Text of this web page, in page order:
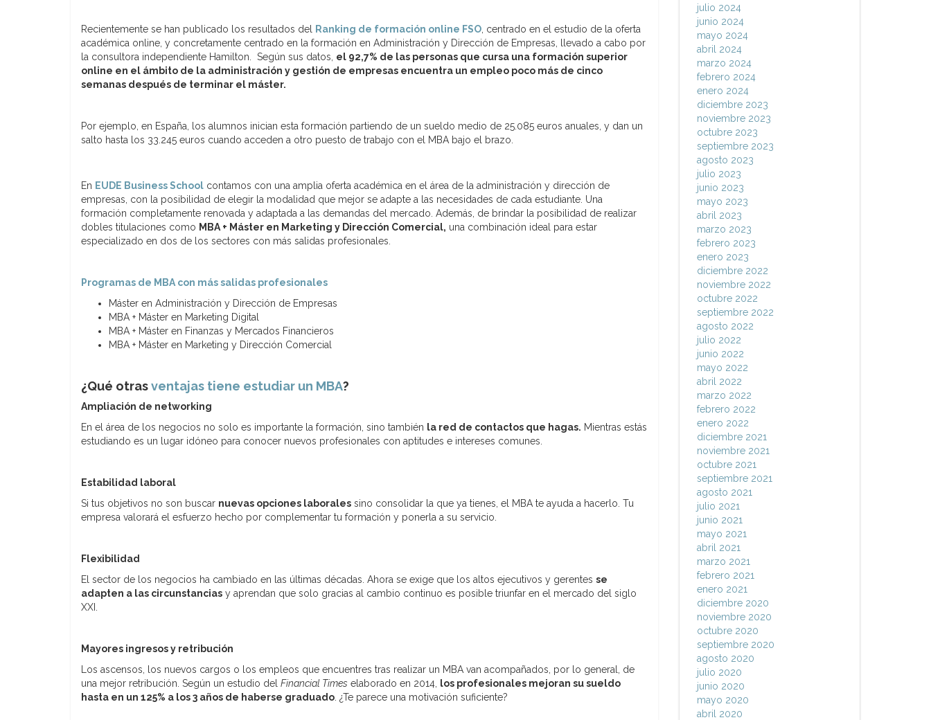
Recientemente se han publicado los resultados del Ranking de formación online FSO , centrado en el estudio de la oferta
académica online, y concretamente centrado en la formación en Administración y Dirección de Empresas, llevado a cabo por
la consultora independiente Hamilton. Según sus datos, el 92,7% de las personas que cursa una formación superior
online en el ámbito de la administración y gestión de empresas encuentra un empleo poco más de cinco
semanas después de terminar el máster.
Por ejemplo, en España, los alumnos inician esta formación partiendo de un sueldo medio de 25.085 euros anuales, y dan un
salto hasta los 33.245 euros cuando acceden a otro puesto de trabajo con el MBA bajo el brazo.
En EUDE Business School contamos con una amplia oferta académica en el área de la administración y dirección de
empresas, con la posibilidad de elegir la modalidad que mejor se adapte a las necesidades de cada estudiante. Una
formación completamente renovada y adaptada a las demandas del mercado. Además, de brindar la posibilidad de realizar
dobles titulaciones como MBA + Máster en Marketing y Dirección Comercial, una combinación ideal para estar
especializado en dos de los sectores con más salidas profesionales.
Programas de MBA con más salidas profesionales
Máster en Administración y Dirección de Empresas
MBA + Máster en Marketing Digital
MBA + Máster en Finanzas y Mercados Financieros
MBA + Máster en Marketing y Dirección Comercial
¿Qué otrasventajas tiene estudiar un MBA?
Ampliación de networking
En el área de los negocios no solo es importante la formación, sino también la red de contactos que hagas. Mientras estás
estudiando es un lugar idóneo para conocer nuevos profesionales con aptitudes e intereses comunes.
Estabilidad laboral
Si tus objetivos no son buscar nuevas opciones laborales sino consolidar la que ya tienes, el MBA te ayuda a hacerlo. Tu
empresa valorará el esfuerzo hecho por complementar tu formación y ponerla a su servicio.
Flexibilidad
El sector de los negocios ha cambiado en las últimas décadas. Ahora se exige que los altos ejecutivos y gerentes se
adapten a las circunstancias y aprendan que solo gracias al cambio continuo es posible triunfar en el mercado del siglo
XXI.
Mayores ingresos y retribución
Los ascensos, los nuevos cargos o los empleos que encuentres tras realizar un MBA van acompañados, por lo general, de
una mejor retribución. Según un estudio del Financial Times elaborado en 2014,
los profesionales mejoran su sueldo
hasta en un 125% a los 3 años de haberse graduado . ¿Te parece una motivación suficiente?
julio 2024
junio 2024
mayo 2024
abril 2024
marzo 2024
febrero 2024
enero 2024
diciembre 2023
noviembre 2023
octubre 2023
septiembre 2023
agosto 2023
julio 2023
junio 2023
mayo 2023
abril 2023
marzo 2023
febrero 2023
enero 2023
diciembre 2022
noviembre 2022
octubre 2022
septiembre 2022
agosto 2022
julio 2022
junio 2022
mayo 2022
abril 2022
marzo 2022
febrero 2022
enero 2022
diciembre 2021
noviembre 2021
octubre 2021
septiembre 2021
agosto 2021
julio 2021
junio 2021
mayo 2021
abril 2021
marzo 2021
febrero 2021
enero 2021
diciembre 2020
noviembre 2020
octubre 2020
septiembre 2020
agosto 2020
julio 2020
junio 2020
mayo 2020
abril 2020